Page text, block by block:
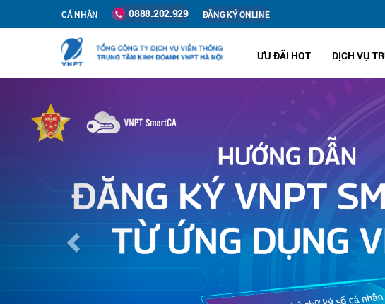
CÁ NHÂN 0888.202.929 ĐĂNG KÝ ONLINE
ƯU ĐÃI HOT DỊCH VỤ